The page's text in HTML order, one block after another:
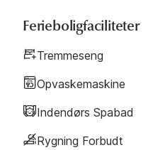
Ferieboligfaciliteter
Tremmeseng
Opvaskemaskine
Indendørs Spabad
Rygning Forbudt